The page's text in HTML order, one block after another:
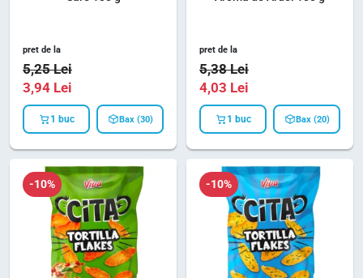
pret de la
5,25Lei
3,94 Lei
1 buc Bax (30)
pret de la
5,38Lei
4,03 Lei
1 buc Bax (20)
-10% -10%